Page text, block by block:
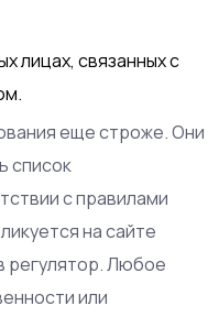
лицах, связанных с
еще строже. Они
список
с правилами
на сайте
регулятор. Любое
или